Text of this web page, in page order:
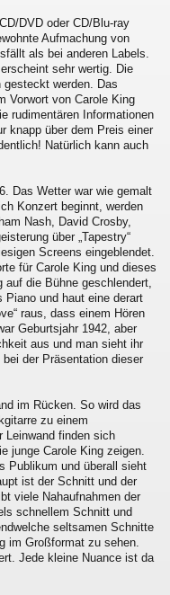
DVD oder CD/Blu-ray
Aufmachung von
als bei anderen Labels.
sehr wertig. Die
werden. Das
Vorwort von Carole King
rudimentären Informationen
knapp über dem Preis einer
Natürlich kann auch
Das Wetter war wie gemalt
Konzert beginnt, werden
Nash, David Crosby,
über „Tapestry“
Screens eingeblendet.
für Carole King und dieses
die Bühne geschlendert,
und haut eine derart
raus, dass einem Hören
Geburtsjahr 1942, aber
aus und man sieht ihr
der Präsentation dieser
im Rücken. So wird das
zu einem
Leinwand finden sich
junge Carole King zeigen.
Publikum und überall sieht
ist der Schnitt und der
viele Nahaufnahmen der
schnellem Schnitt und
seltsamen Schnitte
im Großformat zu sehen.
Jede kleine Nuance ist da